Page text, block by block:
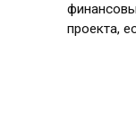
проекта,